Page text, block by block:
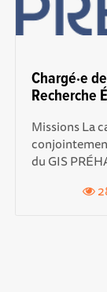
Chargé·e
Recherche
Missions La
du GIS